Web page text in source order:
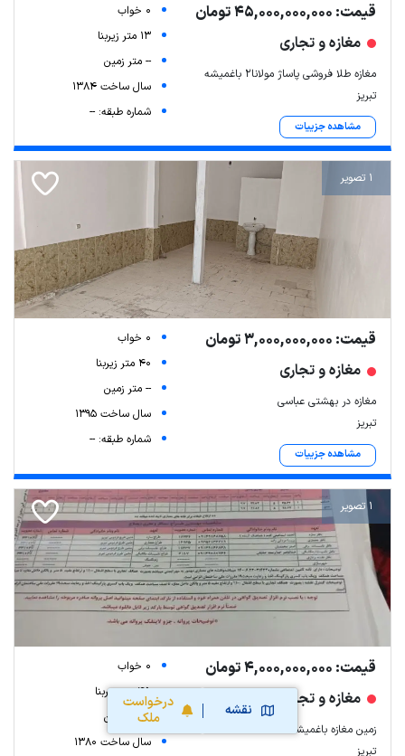
نقشه
درخواست
ملک
قیمت: 45,000,000,000 تومان
مغازه و تجاری
مغازه طلا فروشی پاساژ مولانا۲ باغمیشه
تبریز
مشاهده جزییات
0 خواب
13 متر زیربنا
-- متر زمین
سال ساخت 1384
شماره طبقه: --
1 تصویر
قیمت: 3,000,000,000 تومان
مغازه و تجاری
مغازه در بهشتی عباسی
تبریز
مشاهده جزییات
0 خواب
40 متر زیربنا
-- متر زمین
سال ساخت 1395
شماره طبقه: --
1 تصویر
قیمت: 4,000,000,000 تومان
مغازه و تجاری
زمین مغازه باغمیشه
تبریز
0 خواب
45 متر زیربنا
-- متر زمین
سال ساخت 1380